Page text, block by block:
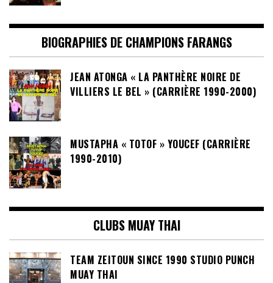
BIOGRAPHIES DE CHAMPIONS FARANGS
JEAN ATONGA « LA PANTHÈRE NOIRE DE
VILLIERS LE BEL » (CARRIÈRE 1990-2000)
MUSTAPHA « TOTOF » YOUCEF (CARRIÈRE
1990-2010)
CLUBS MUAY THAI
TEAM ZEITOUN SINCE 1990 STUDIO PUNCH
MUAY THAI